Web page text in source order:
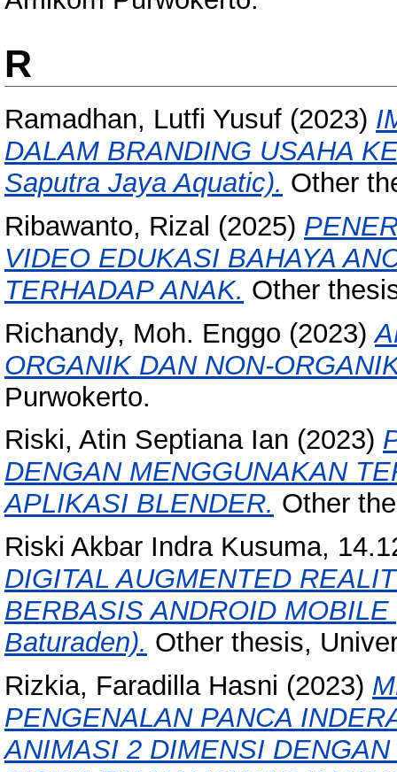
R
Ramadhan, Lutfi Yusuf (2023)
DALAM BRANDING USAHA
Saputra Jaya Aquatic). Other
Ribawanto, Rizal (2025)
VIDEO EDUKASI BAHAYA
TERHADAP ANAK. Other
Richandy, Moh. Enggo (2023)
ORGANIK DAN NON-
Purwokerto.
Riski, Atin Septiana Ian (2023)
DENGAN MENGGUNAKAN
APLIKASI BLENDER. Other
Riski Akbar Indra Kusuma,
DIGITAL AUGMENTED
BERBASIS ANDROID
Baturaden). Other thesis,
Rizkia, Faradilla Hasni (2023)
PENGENALAN PANCA
ANIMASI 2 DIMENSI